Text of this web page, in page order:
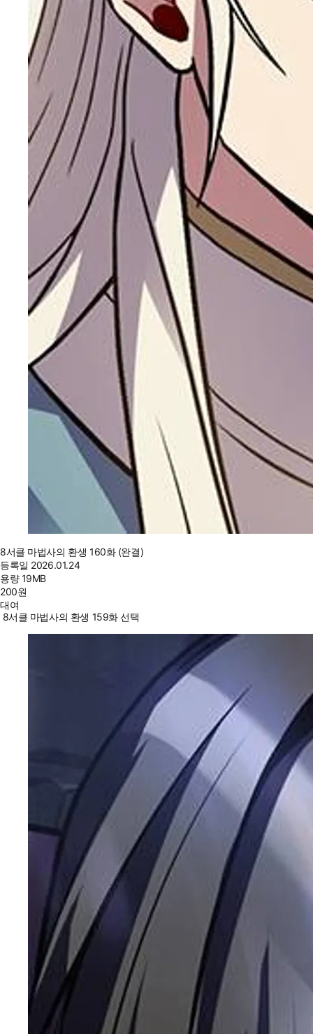
8서클 마법사의 환생 160화 (완결)
등록일 2026.01.24
용량19MB
200원
대여
8서클 마법사의 환생 159화 선택